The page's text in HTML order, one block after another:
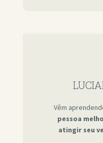
Vêm
pessoa
atingir seu